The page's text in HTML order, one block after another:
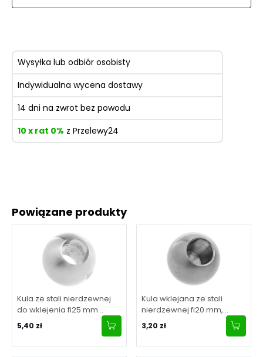
Powiązane produkty
Kula ze stali nierdzewnej
do wklejenia fi25 mm
otwór 12 mm, satyna
5,40 zł
Kula wklejana ze stali
nierdzewnej fi20 mm,
otwór 12 mm, połysk
3,20 zł
Wysyłka lub odbiór osobisty
Indywidualna wycena dostawy
14 dni na zwrot bez powodu
10 x rat 0% z Przelewy24